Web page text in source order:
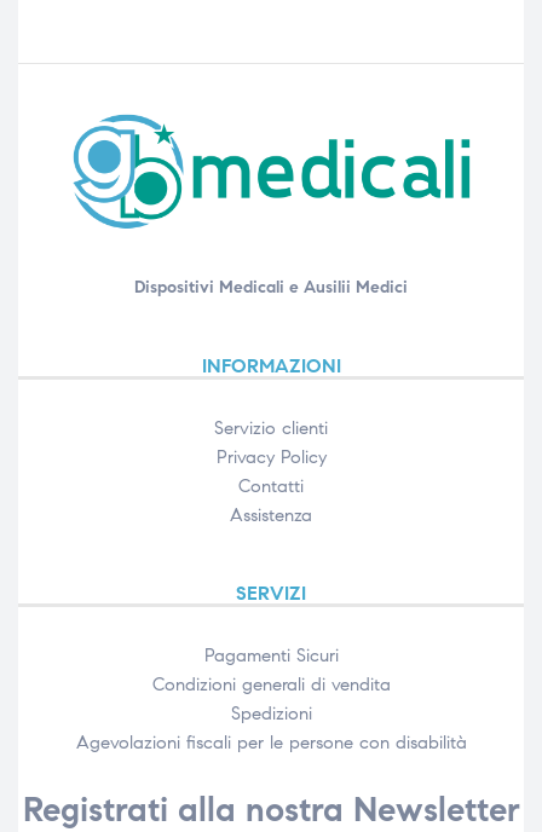
Dispositivi Medicali e Ausilii Medici
INFORMAZIONI
Servizio clienti
Privacy Policy
Contatti
Assistenza
SERVIZI
Pagamenti Sicuri
Condizioni generali di vendita
Spedizioni
Agevolazioni fiscali per le persone con disabilità​
Registrati alla nostra Newsletter